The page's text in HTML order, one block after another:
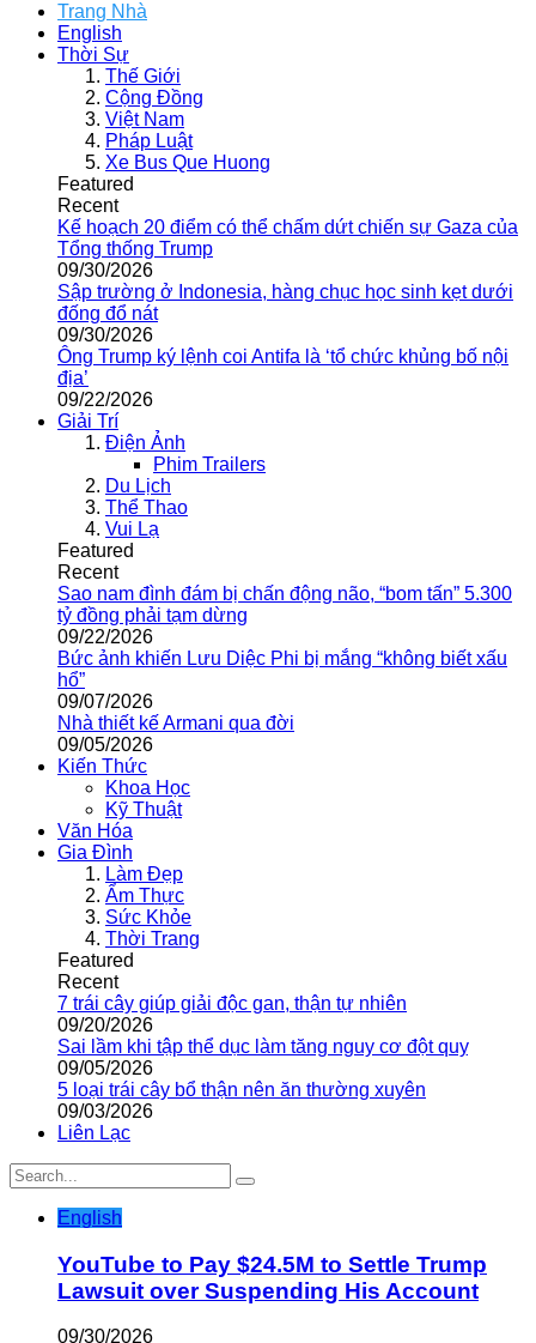
Trang Nhà
English
Thời Sự
Thế Giới
Cộng Đồng
Việt Nam
Pháp Luật
Xe Bus Que Huong
Featured
Recent
Kế hoạch 20 điểm có thể chấm dứt chiến sự Gaza của
Tổng thống Trump
09/30/2026
Sập trường ở Indonesia, hàng chục học sinh kẹt dưới
đống đổ nát
09/30/2026
Ông Trump ký lệnh coi Antifa là ‘tổ chức khủng bố nội
địa’
09/22/2026
Giải Trí
Điện Ảnh
Phim Trailers
Du Lịch
Thể Thao
Vui Lạ
Featured
Recent
Sao nam đình đám bị chấn động não, “bom tấn” 5.300
tỷ đồng phải tạm dừng
09/22/2026
Bức ảnh khiến Lưu Diệc Phi bị mắng “không biết xấu
hổ”
09/07/2026
Nhà thiết kế Armani qua đời
09/05/2026
Kiến Thức
Khoa Học
Kỹ Thuật
Văn Hóa
Gia Đình
Làm Đẹp
Ẩm Thực
Sức Khỏe
Thời Trang
Featured
Recent
7 trái cây giúp giải độc gan, thận tự nhiên
09/20/2026
Sai lầm khi tập thể dục làm tăng nguy cơ đột quỵ
09/05/2026
5 loại trái cây bổ thận nên ăn thường xuyên
09/03/2026
Liên Lạc
English
YouTube to Pay $24.5M to Settle Trump
Lawsuit over Suspending His Account
09/30/2026